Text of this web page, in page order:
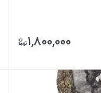
۱,۸۰۰,۰۰۰